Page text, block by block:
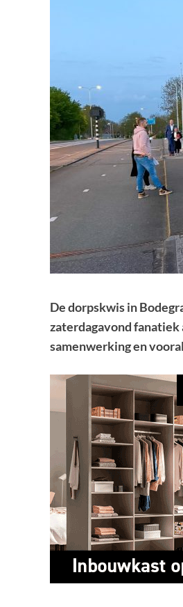
De dorpskwis in
zaterdagavond
samenwerking en